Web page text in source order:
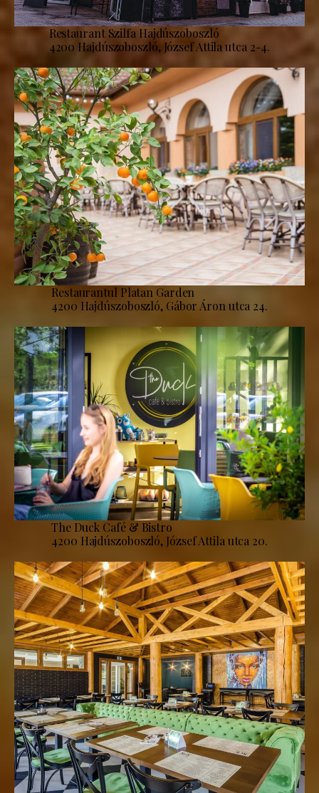
Restaurant Szilfa Hajdúszoboszló
4200 Hajdúszoboszló, József Attila utca 2-4.
Restaurantul Platan Garden
4200 Hajdúszoboszló, Gábor Áron utca 24.
The Duck Café & Bistro
4200 Hajdúszoboszló, József Attila utca 20.